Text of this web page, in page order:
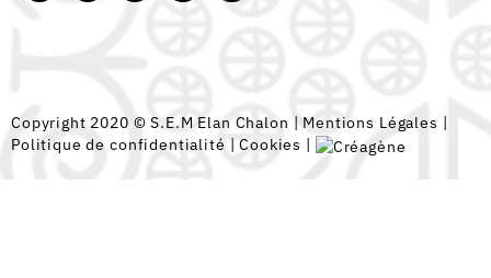
Copyright 2020 © S.E.M Elan Chalon | Mentions Légales |
Politique de confidentialité |Cookies |